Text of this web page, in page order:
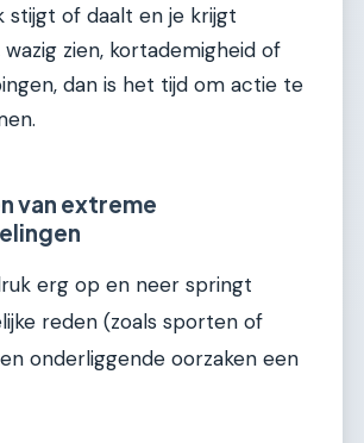
stijgt of daalt en je krijgt
wazig zien, kortademigheid of
dan is het tijd om actie te
van extreme
erg op en neer springt
reden (zoals sporten of
onderliggende oorzaken een